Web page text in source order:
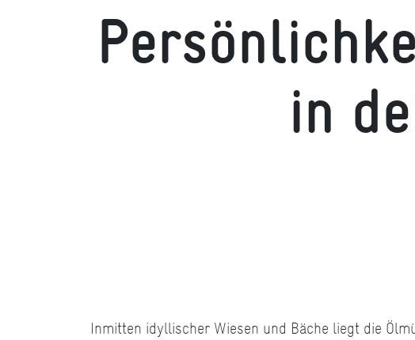
in
Inmitten idyllischer Wiesen und Bäche liegt die